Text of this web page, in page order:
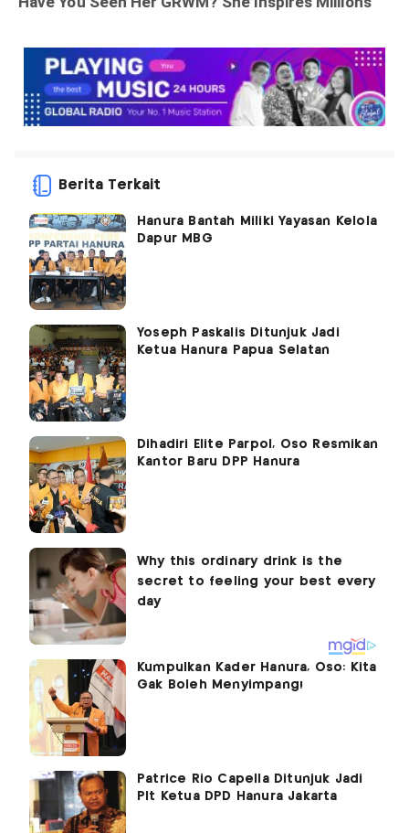
Berita Terkait
Hanura Bantah Miliki Yayasan Kelola
Dapur MBG
Yoseph Paskalis Ditunjuk Jadi
Ketua Hanura Papua Selatan
Dihadiri Elite Parpol, Oso Resmikan
Kantor Baru DPP Hanura
Kumpulkan Kader Hanura, Oso: Kita
Gak Boleh Menyimpang!
Patrice Rio Capella Ditunjuk Jadi
Plt Ketua DPD Hanura Jakarta